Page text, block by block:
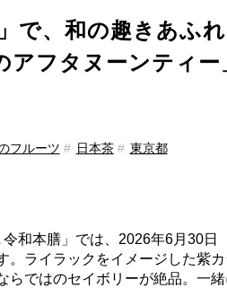
で、和の趣きあふ
フタヌーンティー
フルーツ 日本茶 東京都
和本膳」では、2026年6月30日
ライラックをイメージした紫
らではのセイボリーが絶品。一